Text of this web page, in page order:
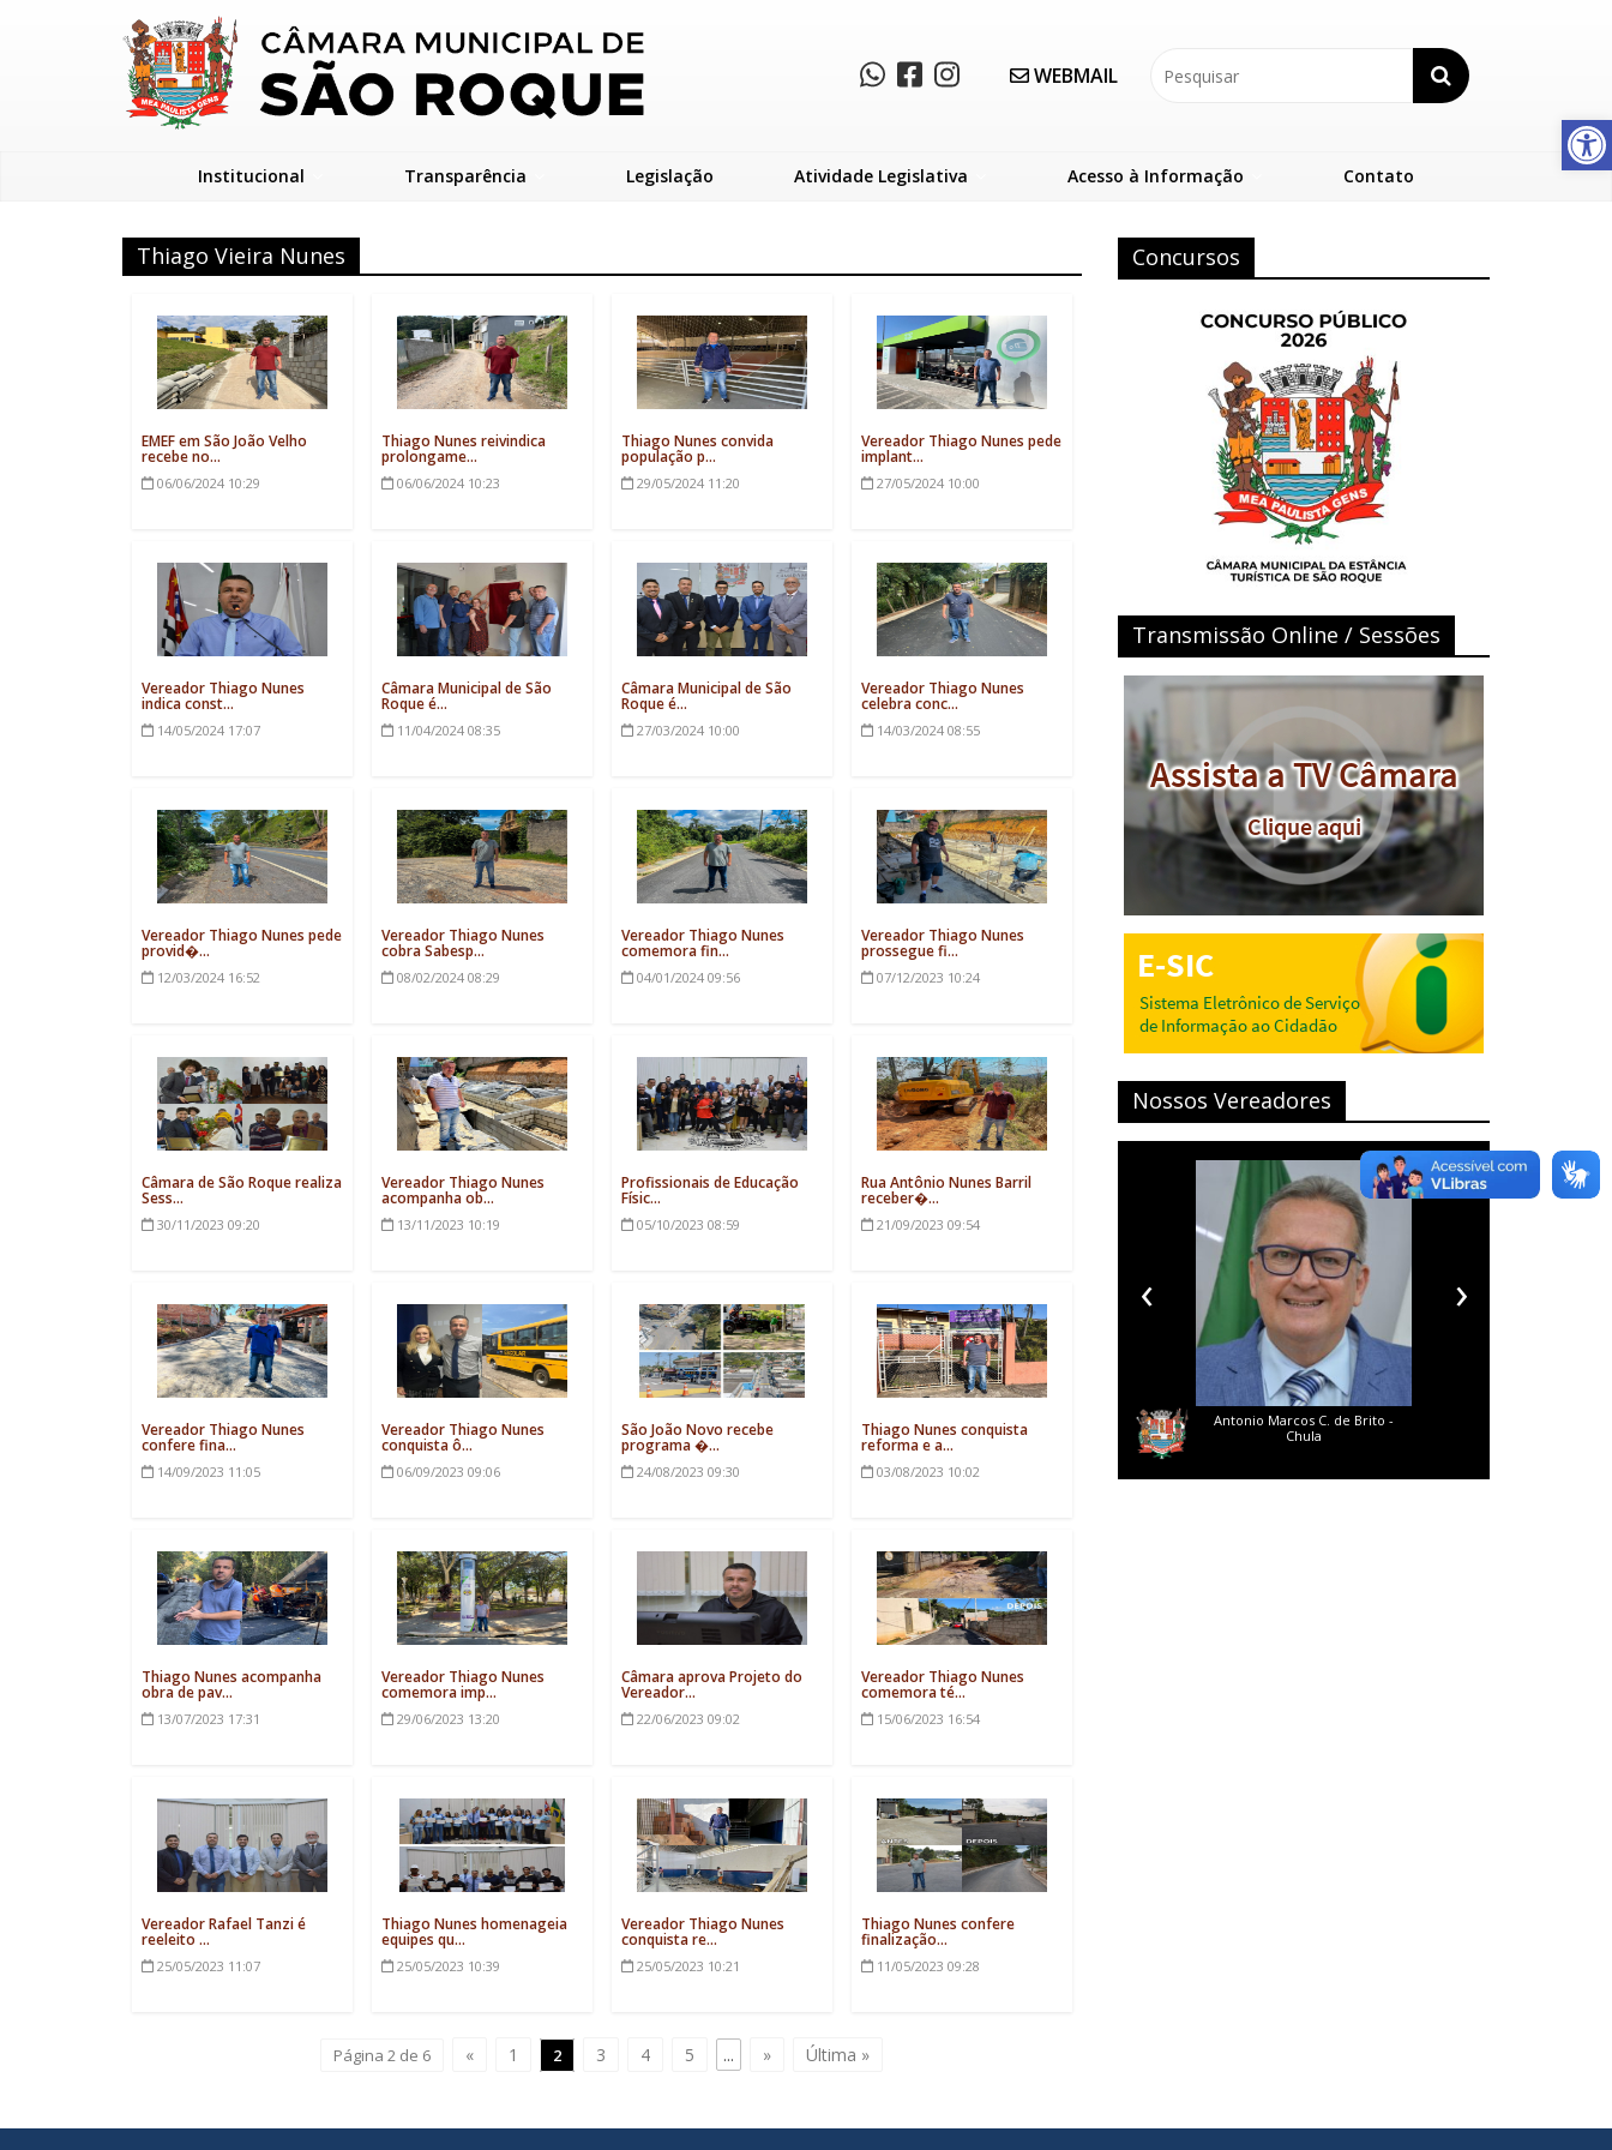
Abrir a barra de ferramentas
WEBMAIL
Institucional Transparência Legislação Atividade Legislativa Acesso à Informação Contato
Thiago Vieira Nunes
EMEF em São João Velho
recebe no...
06/06/202410:29
Thiago Nunes reivindica
prolongame...
06/06/202410:23
Thiago Nunes convida
população p...
29/05/202411:20
Vereador Thiago Nunes pede
implant...
27/05/202410:00
Vereador Thiago Nunes
indica const...
14/05/202417:07
Câmara Municipal de São
Roque é...
11/04/202408:35
Câmara Municipal de São
Roque é...
27/03/202410:00
Vereador Thiago Nunes
celebra conc...
14/03/202408:55
Vereador Thiago Nunes pede
provid�...
12/03/202416:52
Vereador Thiago Nunes
cobra Sabesp...
08/02/202408:29
Vereador Thiago Nunes
comemora fin...
04/01/202409:56
Vereador Thiago Nunes
prossegue fi...
07/12/2023 10:24
Câmara de São Roque realiza
Sess...
30/11/2023 09:20
Vereador Thiago Nunes
acompanha ob...
13/11/2023 10:19
Profissionais de Educação
Físic...
05/10/2023 08:59
Rua Antônio Nunes Barril
receber�...
21/09/2023 09:54
Vereador Thiago Nunes
confere fina...
14/09/2023 11:05
Vereador Thiago Nunes
conquista ô...
06/09/2023 09:06
São João Novo recebe
programa �...
24/08/2023 09:30
Thiago Nunes conquista
reforma e a...
03/08/2023 10:02
Thiago Nunes acompanha
obra de pav...
13/07/2023 17:31
Vereador Thiago Nunes
comemora imp...
29/06/2023 13:20
Câmara aprova Projeto do
Vereador...
22/06/2023 09:02
Vereador Thiago Nunes
comemora té...
15/06/2023 16:54
Vereador Rafael Tanzi é
reeleito ...
25/05/2023 11:07
Thiago Nunes homenageia
equipes qu...
25/05/2023 10:39
Vereador Thiago Nunes
conquista re...
25/05/2023 10:21
Thiago Nunes confere
finalização...
11/05/2023 09:28
Página 2 de 6 « 1 2 3 4 5 ... » Última »
Concursos
Transmissão Online / Sessões
Nossos Vereadores
Antonio Marcos C. de Brito -
‹ ›